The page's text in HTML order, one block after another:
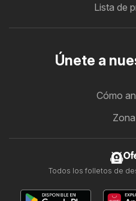
Lista de
Únete a
Cómo
Todos los folletos de